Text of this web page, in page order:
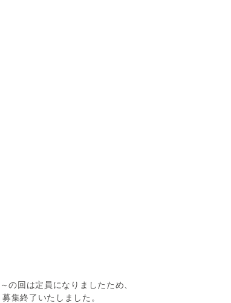
の回は定員になりましたため、
募集終了いたしました。